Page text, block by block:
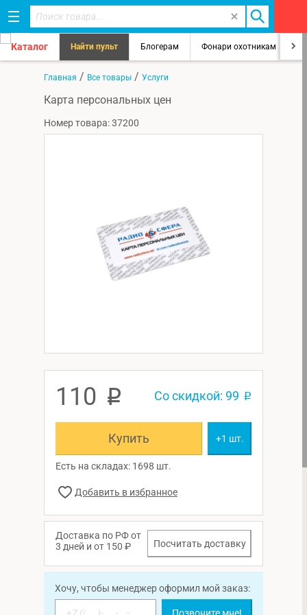
Каталог Найти пульт Блогерам Фонари охотникам
Главная / Все товары / Услуги
Карта персональных цен
Номер товара: 37200
110 p Со скидкой: 99 p
Купить +1 шт.
Есть на складах: 1698 шт.
Доставка по РФ от
3 дней и от 150 ₽
Посчитать доставку
Хочу, чтобы менеджер оформил мой заказ:
Позвоните мне!